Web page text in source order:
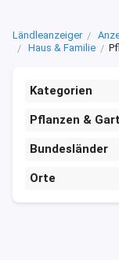
Ländleanzeiger
Haus & Familie
Kategorien
Pflanzen &
Bundesländer
Orte